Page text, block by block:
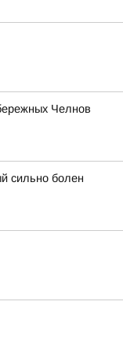
Челнов
сильно болен